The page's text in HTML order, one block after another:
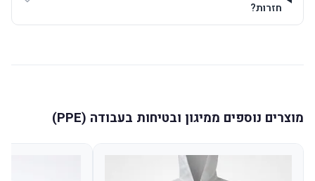
חזרות?
מוצרים נוספים ממיגון ובטיחות בעבודה (PPE)